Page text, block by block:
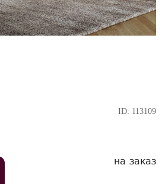
ID: 113109
на заказ